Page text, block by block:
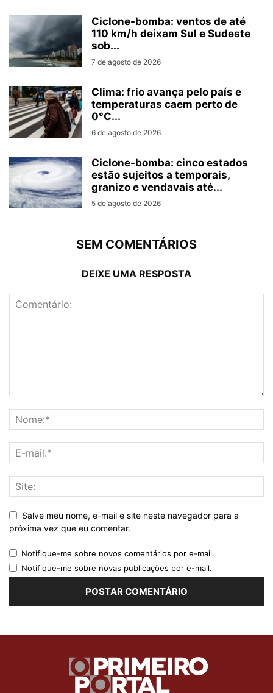
Ciclone-bomba: ventos de até
110 km/h deixam Sul e Sudeste
sob...
7 de agosto de 2026
Clima: frio avança pelo país e
temperaturas caem perto de
0°C...
6 de agosto de 2026
Ciclone-bomba: cinco estados
estão sujeitos a temporais,
granizo e vendavais até...
5 de agosto de 2026
SEM COMENTÁRIOS
DEIXE UMA RESPOSTA
Salve meu nome, e-mail e site neste navegador para a
próxima vez que eu comentar.
Notifique-me sobre novos comentários por e-mail.
Notifique-me sobre novas publicações por e-mail.